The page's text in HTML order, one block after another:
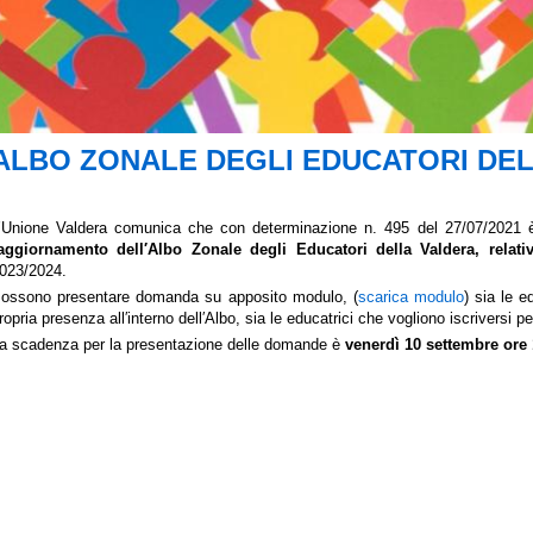
ZONALE DEGLI EDUCATORI
Valdera comunica che con determinazione n.495 del 27/07/2021è
dell′Albo Zonale degli Educatori della Valdera,
2024.
presentare domanda su apposito modulo, (scarica modulo) sia le
presenza all′interno dell′Albo, sia le educatrici che vogliono iscriversi
scadenza per la presentazione delle domande è venerdì 10 settembre ore